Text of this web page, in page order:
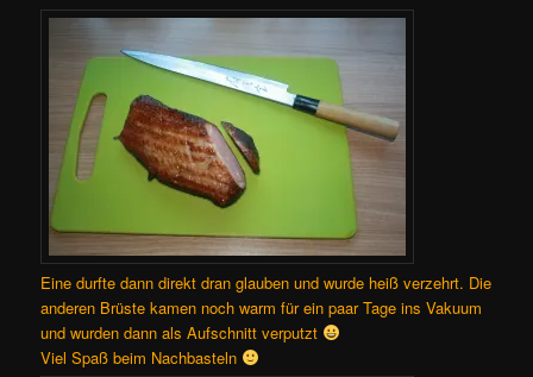
Eine durfte dann direkt dran glauben und wurde heiß verzehrt. Die
anderen Brüste kamen noch warm für ein paar Tage ins Vakuum
und wurden dann als Aufschnitt verputzt
Viel Spaß beim Nachbasteln